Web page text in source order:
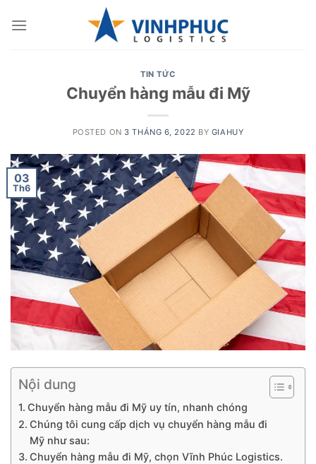
TIN TỨC
Chuyển hàng mẫu đi Mỹ
POSTED ON 3 THÁNG 6, 2022 BY GIAHUY
03
Th6
Nội dung
Chuyển hàng mẫu đi Mỹ uy tín, nhanh chóng
Chúng tôi cung cấp dịch vụ chuyển hàng mẫu đi
Mỹ như sau:
Chuyển hàng mẫu đi Mỹ, chọn Vĩnh Phúc Logistics.